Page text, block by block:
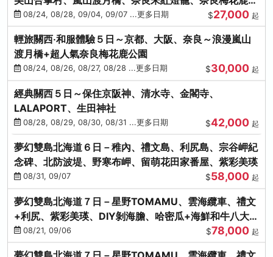
流水瀑布電扶梯
08/24, 08/28, 09/04, 09/07 ...更多日期 $27,000 起
輕旅關西‧和服體驗５日～京都、大阪、奈良～浪漫嵐山
渡月橋+超人氣奈良梅花鹿公園
08/24, 08/26, 08/27, 08/28 ...更多日期 $30,000 起
經典關西５日～保住京阪神、清水寺、金閣寺、
LALAPORT、生田神社
08/28, 08/29, 08/30, 08/31 ...更多日期 $42,000 起
夢幻雙島北海道６日－稚內、禮文島、利尻島、宗谷岬紀
念碑、北防波堤、野寒布岬、留萌花田家番屋、紫彩美瑛
08/31, 09/07 $58,000 起
夢幻雙島北海道７日－星野TOMAMU、雲海纜車、禮文
+利尻、紫彩美瑛、DIY剝海膽、哈密瓜+海鮮和牛八大螃
蟹吃到飽
08/21, 09/06 $78,000 起